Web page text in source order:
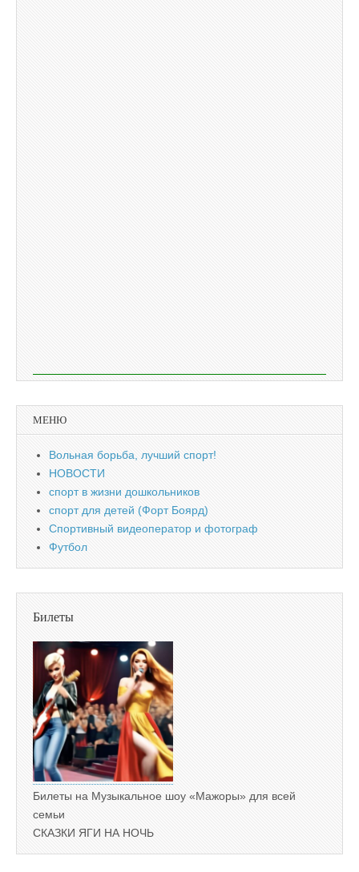
МЕНЮ
Вольная борьба, лучший спорт!
НОВОСТИ
спорт в жизни дошкольников
спорт для детей (Форт Боярд)
Спортивный видеоператор и фотограф
Футбол
Билеты
Билеты на Музыкальное шоу «Мажоры» для всей
семьи
СКАЗКИ ЯГИ НА НОЧЬ